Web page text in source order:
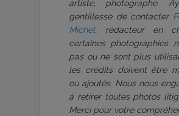
artiste, photographe.
gentillesse de contacter
Michel, rédacteur en
certaines photographies
pas ou ne sont plus
les crédits doivent être
ou ajoutés. Nous nous
à retirer toutes photos
Merci pour votre